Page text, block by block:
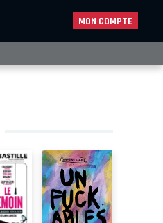
MON COMPTE